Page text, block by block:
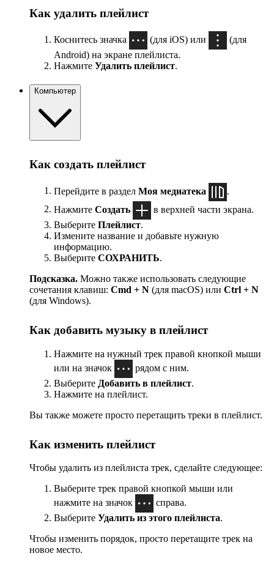
Как удалить плейлист
Коснитесь значка (для iOS) или
(для
Android) на экране плейлиста.
Нажмите Удалить плейлист.
Компьютер
Как создать плейлист
Перейдите в раздел Моя медиатека
.
Нажмите Создать
в верхней части экрана.
Выберите Плейлист.
Измените название и добавьте нужную
информацию.
Выберите СОХРАНИТЬ.
Подсказка. Можно также использовать следующие
сочетания клавиш: Cmd + N (для macOS) или Ctrl + N
(для Windows).
Как добавить музыку в плейлист
Нажмите на нужный трек правой кнопкой мыши
или на значок
рядом с ним.
Выберите Добавить в плейлист.
Нажмите на плейлист.
Вы также можете просто перетащить треки в плейлист.
Как изменить плейлист
Чтобы удалить из плейлиста трек, сделайте следующее:
Выберите трек правой кнопкой мыши или
нажмите на значок
справа.
Выберите Удалить из этого плейлиста.
Чтобы изменить порядок, просто перетащите трек на
новое место.